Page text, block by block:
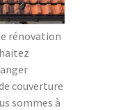
rénovation
couverture
sommes à